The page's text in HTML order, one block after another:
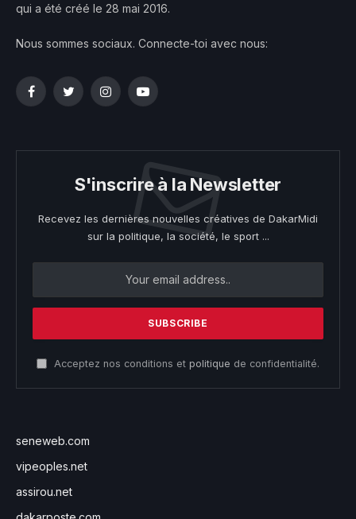
qui a été créé le 28 mai 2016.
Nous sommes sociaux. Connecte-toi avec nous:
FacebookTwitterInstagramYouTube
S'inscrire à la Newsletter
Recevez les dernières nouvelles créatives de DakarMidi
sur la politique, la société, le sport ...
Acceptez nos conditions et politique de confidentialité.
seneweb.com
vipeoples.net
assirou.net